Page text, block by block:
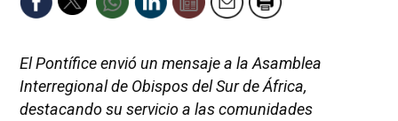
El Pontífice envió un mensaje a la Asamblea
Interregional de Obispos del Sur de África,
destacando su servicio a las comunidades